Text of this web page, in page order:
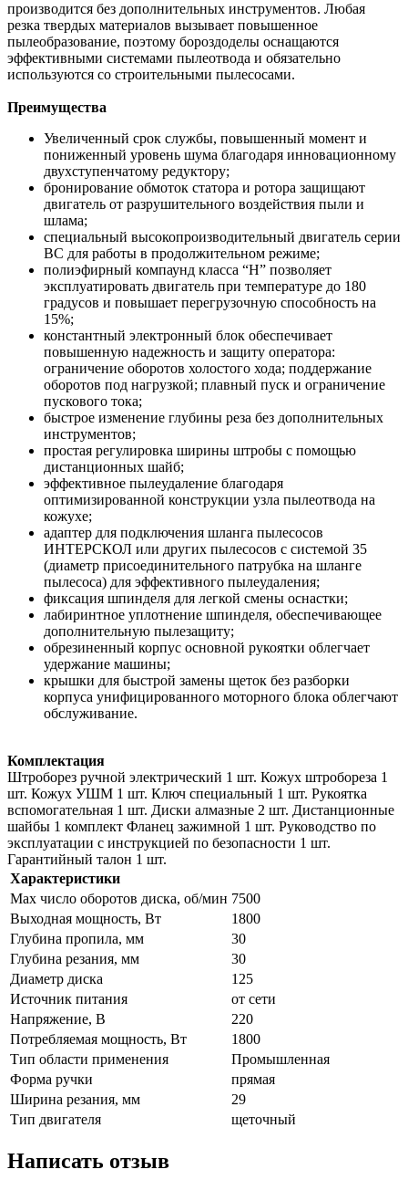
производится без дополнительных инструментов. Любая
резка твердых материалов вызывает повышенное
пылеобразование, поэтому бороздоделы оснащаются
эффективными системами пылеотвода и обязательно
используются со строительными пылесосами.
Преимущества
Увеличенный срок службы, повышенный момент и
пониженный уровень шума благодаря инновационному
двухступенчатому редуктору;
бронирование обмоток статора и ротора защищают
двигатель от разрушительного воздействия пыли и
шлама;
специальный высокопроизводительный двигатель серии
ВС для работы в продолжительном режиме;
полиэфирный компаунд класса “H” позволяет
эксплуатировать двигатель при температуре до 180
градусов и повышает перегрузочную способность на
15%;
константный электронный блок обеспечивает
повышенную надежность и защиту оператора:
ограничение оборотов холостого хода; поддержание
оборотов под нагрузкой; плавный пуск и ограничение
пускового тока;
быстрое изменение глубины реза без дополнительных
инструментов;
простая регулировка ширины штробы с помощью
дистанционных шайб;
эффективное пылеудаление благодаря
оптимизированной конструкции узла пылеотвода на
кожухе;
адаптер для подключения шланга пылесосов
ИНТЕРСКОЛ или других пылесосов с системой 35
(диаметр присоединительного патрубка на шланге
пылесоса) для эффективного пылеудаления;
фиксация шпинделя для легкой смены оснастки;
лабиринтное уплотнение шпинделя, обеспечивающее
дополнительную пылезащиту;
обрезиненный корпус основной рукоятки облегчает
удержание машины;
крышки для быстрой замены щеток без разборки
корпуса унифицированного моторного блока облегчают
обслуживание.
Комплектация
Штроборез ручной электрический 1 шт. Кожух штробореза 1
шт. Кожух УШМ 1 шт. Ключ специальный 1 шт. Рукоятка
вспомогательная 1 шт. Диски алмазные 2 шт. Дистанционные
шайбы 1 комплект Фланец зажимной 1 шт. Руководство по
эксплуатации c инструкцией по безопасности 1 шт.
Гарантийный талон 1 шт.
Характеристики
Max число оборотов диска, об/мин 7500
Выходная мощность, Вт
1800
Глубина пропила, мм
30
Глубина резания, мм
30
Диаметр диска
125
Источник питания
от сети
Напряжение, В
220
Потребляемая мощность, Вт
1800
Тип области применения
Промышленная
Форма ручки
прямая
Ширина резания, мм
29
Тип двигателя
щеточный
Написать отзыв